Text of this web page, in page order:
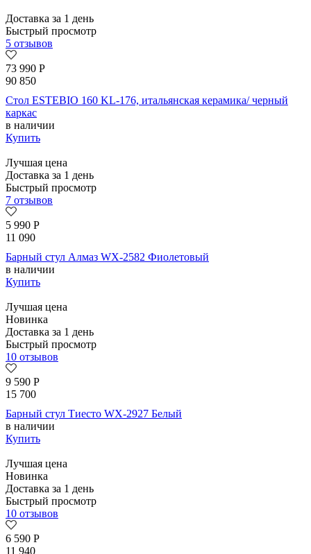
Доставка за 1 день
Быстрый просмотр
5 отзывов
73 990 Р
90 850
Стол ESTEBIO 160 KL-176, итальянская керамика/ черный
каркас
в наличии
Купить
Лучшая цена
Доставка за 1 день
Быстрый просмотр
7 отзывов
5 990 Р
11 090
Барный стул Алмаз WX-2582 Фиолетовый
в наличии
Купить
Лучшая цена
Новинка
Доставка за 1 день
Быстрый просмотр
10 отзывов
9 590 Р
15 700
Барный стул Тиесто WX-2927 Белый
в наличии
Купить
Лучшая цена
Новинка
Доставка за 1 день
Быстрый просмотр
10 отзывов
6 590 Р
11 940